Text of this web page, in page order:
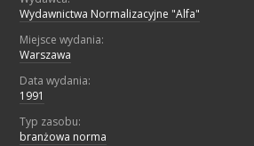
Wydawnictwa Normalizacyjne "Alfa"
Miejsce wydania:
Warszawa
Data wydania:
1991
Typ zasobu:
branżowa norma